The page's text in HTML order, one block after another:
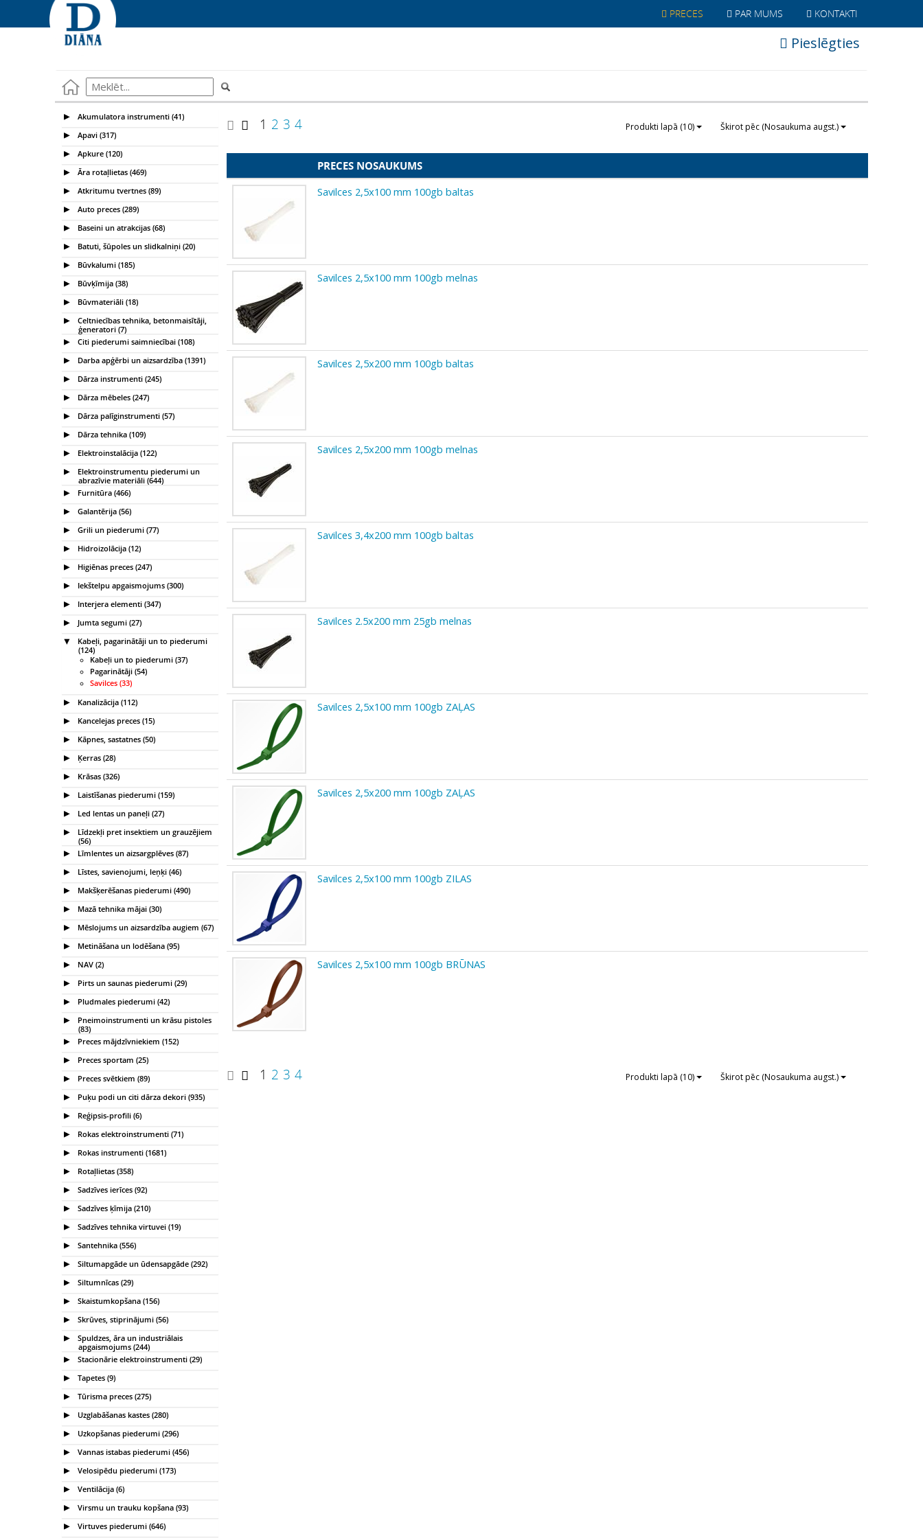
PRECES PAR MUMS KONTAKTI
Pieslēgties
Akumulatora instrumenti (41)
Apavi (317)
Apkure (120)
Āra rotaļlietas (469)
Atkritumu tvertnes (89)
Auto preces (289)
Baseini un atrakcijas (68)
Batuti, šūpoles un slidkalniņi (20)
Būvkalumi (185)
Būvķīmija (38)
Būvmateriāli (18)
Celtniecības tehnika, betonmaisītāji,
ģeneratori (7)
Citi piederumi saimniecībai (108)
Darba apģērbi un aizsardzība (1391)
Dārza instrumenti (245)
Dārza mēbeles (247)
Dārza palīginstrumenti (57)
Dārza tehnika (109)
Elektroinstalācija (122)
Elektroinstrumentu piederumi un
abrazīvie materiāli (644)
Furnitūra (466)
Galantērija (56)
Grili un piederumi (77)
Hidroizolācija (12)
Higiēnas preces (247)
Iekštelpu apgaismojums (300)
Interjera elementi (347)
Jumta segumi (27)
Kabeļi, pagarinātāji un to piederumi
(124)
Kabeļi un to piederumi (37)
Pagarinātāji (54)
Savilces (33)
Kanalizācija (112)
Kancelejas preces (15)
Kāpnes, sastatnes (50)
Ķerras (28)
Krāsas (326)
Laistīšanas piederumi (159)
Led lentas un paneļi (27)
Līdzekļi pret insektiem un grauzējiem
(56)
Līmlentes un aizsargplēves (87)
Līstes, savienojumi, leņķi (46)
Makšķerēšanas piederumi (490)
Mazā tehnika mājai (30)
Mēslojums un aizsardzība augiem (67)
Metināšana un lodēšana (95)
NAV (2)
Pirts un saunas piederumi (29)
Pludmales piederumi (42)
Pneimoinstrumenti un krāsu pistoles
(83)
Preces mājdzīvniekiem (152)
Preces sportam (25)
Preces svētkiem (89)
Puķu podi un citi dārza dekori (935)
Reģipsis-profili (6)
Rokas elektroinstrumenti (71)
Rokas instrumenti (1681)
Rotaļlietas (358)
Sadzīves ierīces (92)
Sadzīves ķīmija (210)
Sadzīves tehnika virtuvei (19)
Santehnika (556)
Siltumapgāde un ūdensapgāde (292)
Siltumnīcas (29)
Skaistumkopšana (156)
Skrūves, stiprinājumi (56)
Spuldzes, āra un industriālais
apgaismojums (244)
Stacionārie elektroinstrumenti (29)
Tapetes (9)
Tūrisma preces (275)
Uzglabāšanas kastes (280)
Uzkopšanas piederumi (296)
Vannas istabas piederumi (456)
Velosipēdu piederumi (173)
Ventilācija (6)
Virsmu un trauku kopšana (93)
Virtuves piederumi (646)
1 2 3 4 Produkti lapā (10) Škirot pēc (Nosaukuma augst.)
PRECES NOSAUKUMS
Savilces 2,5x100 mm 100gb baltas
Savilces 2,5x100 mm 100gb melnas
Savilces 2,5x200 mm 100gb baltas
Savilces 2,5x200 mm 100gb melnas
Savilces 3,4x200 mm 100gb baltas
Savilces 2.5x200 mm 25gb melnas
Savilces 2,5x100 mm 100gb ZAĻAS
Savilces 2,5x200 mm 100gb ZAĻAS
Savilces 2,5x100 mm 100gb ZILAS
Savilces 2,5x100 mm 100gb BRŪNAS
1 2 3 4 Produkti lapā (10) Škirot pēc (Nosaukuma augst.)